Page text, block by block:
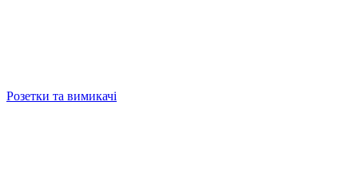
Розетки та вимикачі